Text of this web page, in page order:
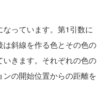
っています。第1引数に
斜線を作る色とその色の
きます。それぞれの色の
の開始位置からの距離を